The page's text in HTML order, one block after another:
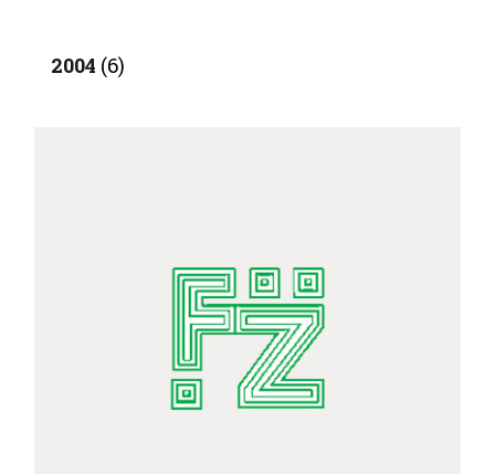
2004 (6)